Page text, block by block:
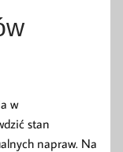
w
stan
napraw. Na